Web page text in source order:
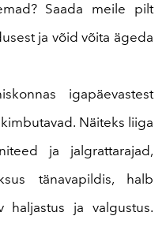
Saada meile pilt
ja võid võita ägeda
igapäevastest
Näiteks liiga
ja jalgrattarajad,
tänavapildis, halb
haljastus ja valgustus.